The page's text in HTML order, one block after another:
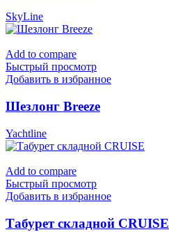
SkyLine
Add to compare
Быстрый просмотр
Добавить в избранное
Шезлонг Breeze
Yachtline
Add to compare
Быстрый просмотр
Добавить в избранное
Табурет складной CRUISE